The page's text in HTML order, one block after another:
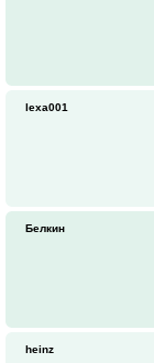
lexa001
Белкин
heinz